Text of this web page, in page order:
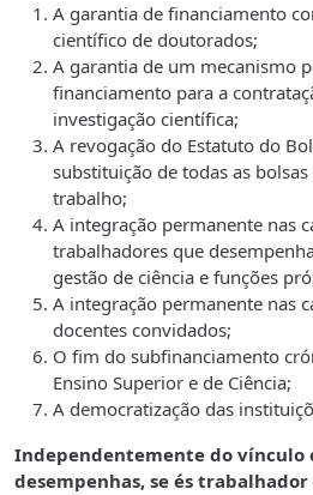
A garantia de financiamento
científico de doutorados;
A garantia de um mecanismo
financiamento para a
investigação científica;
A revogação do Estatuto do
substituição de todas as
trabalho;
A integração permanente nas
trabalhadores que
gestão de ciência e funções
A integração permanente nas
docentes convidados;
O fim do subfinanciamento
Ensino Superior e de Ciência;
A democratização das
Independentemente do vínculo
desempenhas, se és